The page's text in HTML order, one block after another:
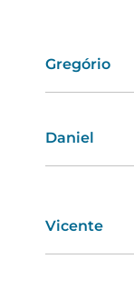
Gregório
Daniel
Vicente
Sofia
Ana